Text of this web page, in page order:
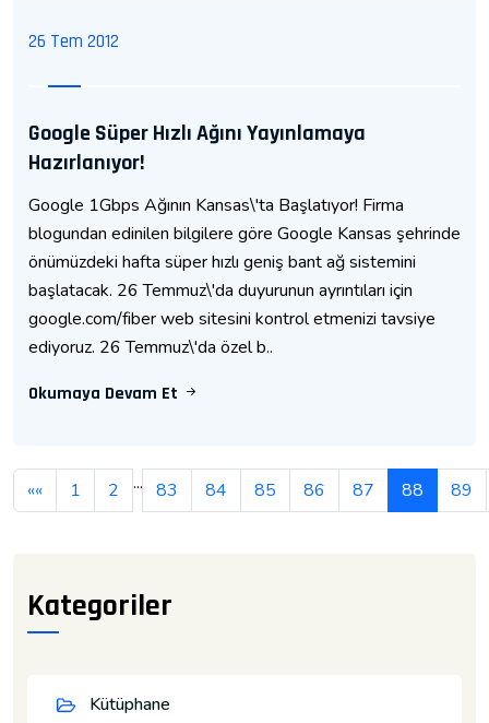
26 Tem 2012
Google Süper Hızlı Ağını Yayınlamaya
Hazırlanıyor!
Google 1Gbps Ağının Kansas\'ta Başlatıyor! Firma
blogundan edinilen bilgilere göre Google Kansas şehrinde
önümüzdeki hafta süper hızlı geniş bant ağ sistemini
başlatacak. 26 Temmuz\'da duyurunun ayrıntıları için
google.com/fiber web sitesini kontrol etmenizi tavsiye
ediyoruz. 26 Temmuz\'da özel b..
Okumaya Devam Et
«« 1 2 ... 83 84 85 86 87 88 89
Kategoriler
Kütüphane